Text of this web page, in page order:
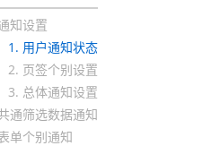
知设置
1. 用户通知状态
2. 页签个别设置
3. 总体通知设置
通筛选数据通知
单个别通知